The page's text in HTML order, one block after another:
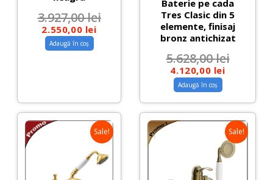
3.927,00lei
2.550,00 lei
Adaugă în coș
Baterie pe cada
Tres Clasic din 5
elemente, finisaj
bronz antichizat
5.628,00lei
4.120,00 lei
Adaugă în coș
Sale! Sale!